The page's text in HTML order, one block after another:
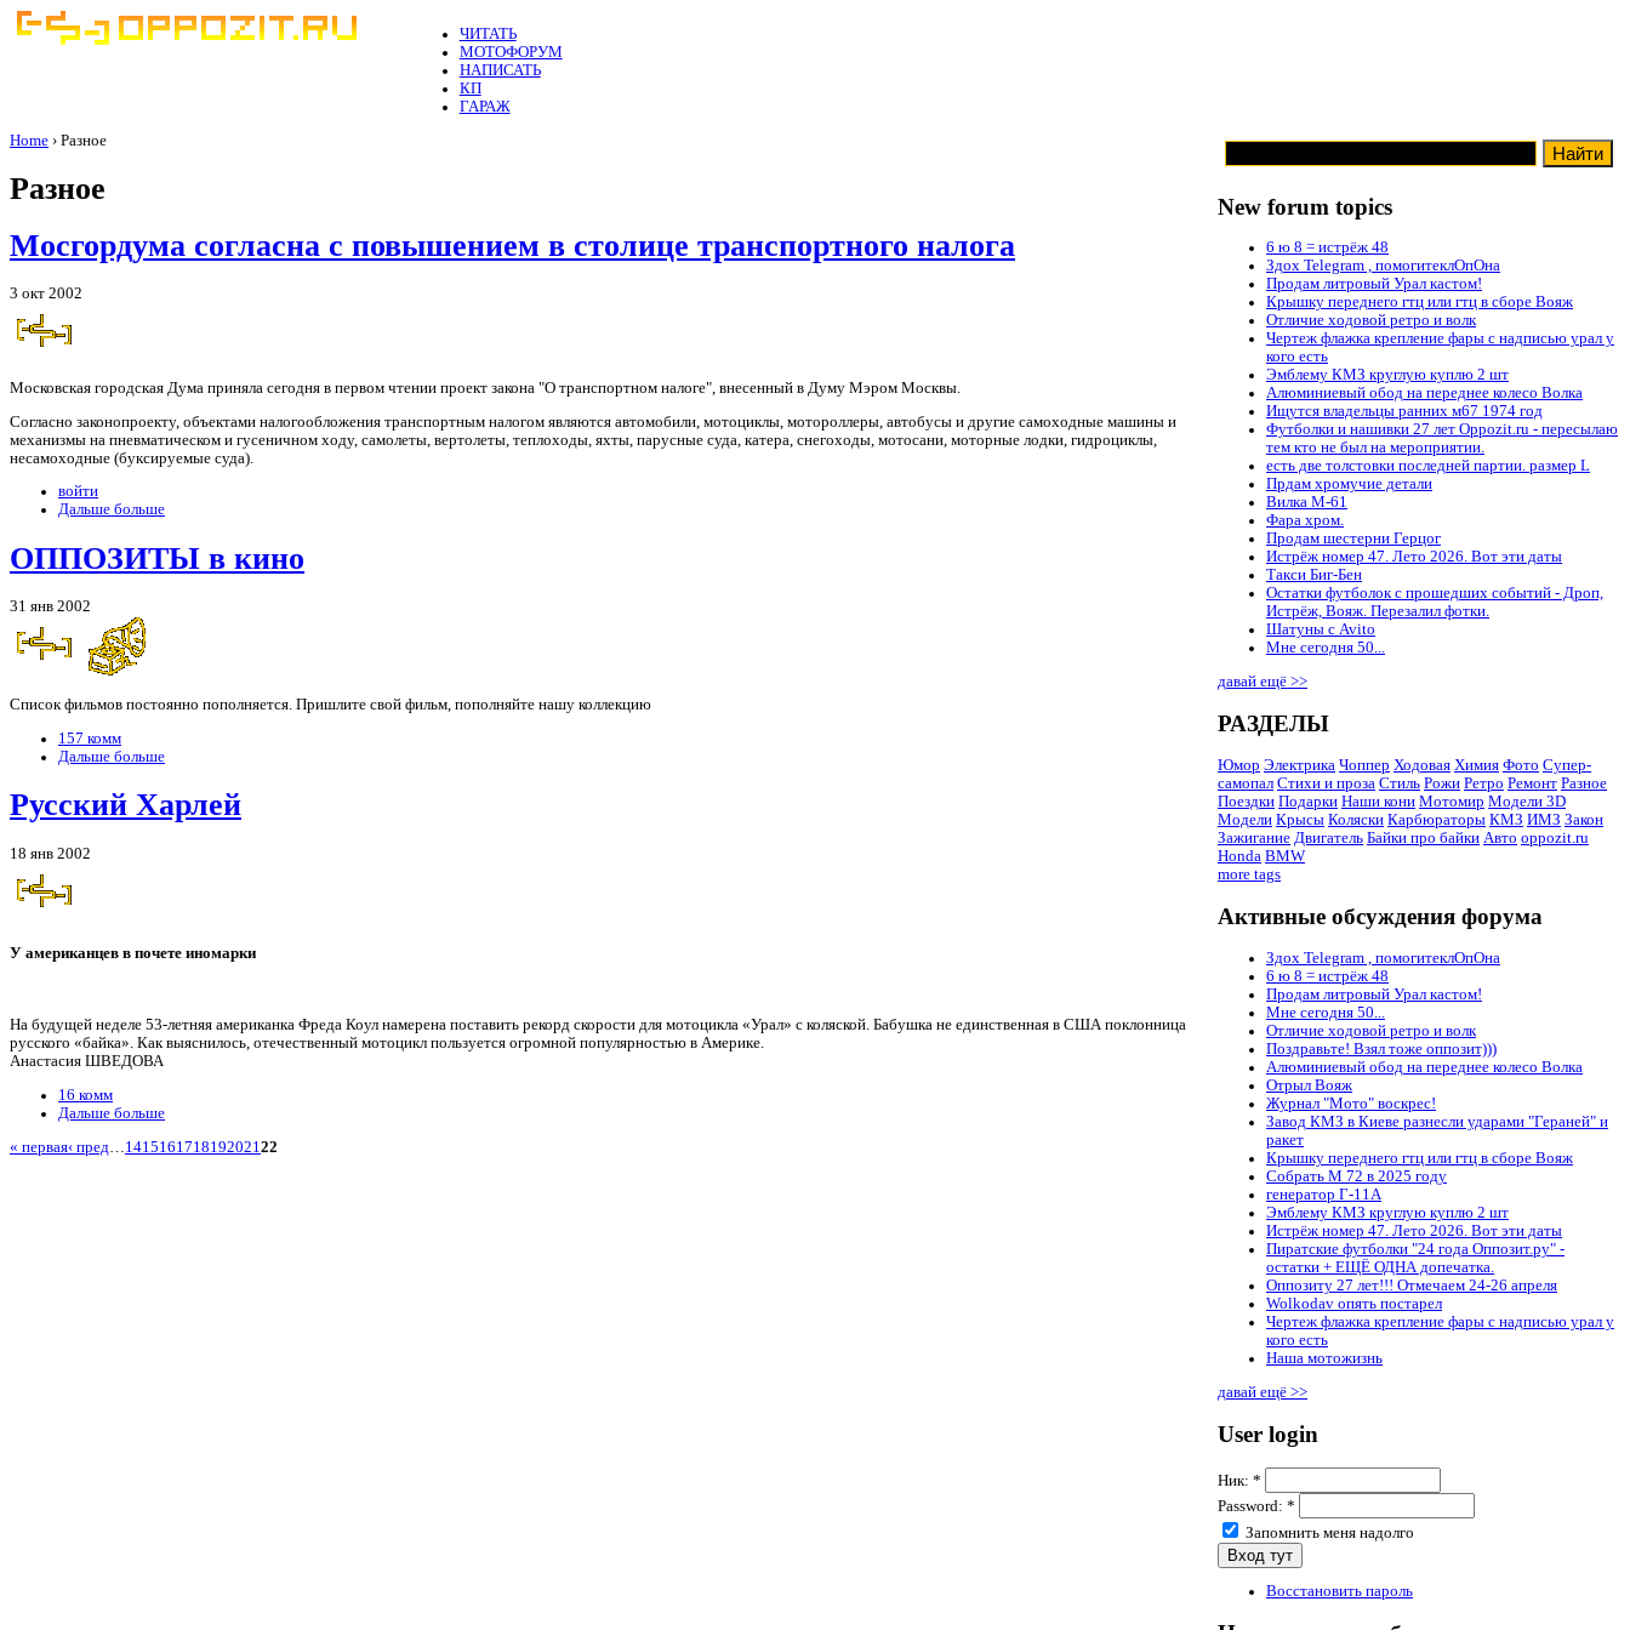
ЧИТАТЬ
МОТОФОРУМ
НАПИСАТЬ
КП
ГАРАЖ
Home › Разное
Разное
Мосгордума согласна с повышением в столице транспортного налога
3 окт 2002
Московская городская Дума приняла сегодня в первом чтении проект закона "О транспортном налоге", внесенный в Думу Мэром Москвы.
Согласно законопроекту, объектами налогообложения транспортным налогом являются автомобили, мотоциклы, мотороллеры, автобусы и другие самоходные машины и
механизмы на пневматическом и гусеничном ходу, самолеты, вертолеты, теплоходы, яхты, парусные суда, катера, снегоходы, мотосани, моторные лодки, гидроциклы,
несамоходные (буксируемые суда).
войти
Дальше больше
ОППОЗИТЫ в кино
31 янв 2002
Список фильмов постоянно пополняется. Пришлите свой фильм, пополняйте нашу коллекцию
157 комм
Дальше больше
Русский Харлей
18 янв 2002
У американцев в почете иномарки
На будущей неделе 53-летняя американка Фреда Коул намерена поставить рекорд скорости для мотоцикла «Урал» с коляской. Бабушка не единственная в США поклонница
русского «байка». Как выяснилось, отечественный мотоцикл пользуется огромной популярностью в Америке.
Анастасия ШВЕДОВА
16 комм
Дальше больше
« первая‹ пред…141516171819202122
New forum topics
6 ю 8 = истрёж 48
Здох Telegram , помогитеклОпОна
Продам литровый Урал кастом!
Крышку переднего гтц или гтц в сборе Вояж
Отличие ходовой ретро и волк
Чертеж флажка крепление фары с надписью урал у
кого есть
Эмблему КМЗ круглую куплю 2 шт
Алюминиевый обод на переднее колесо Волка
Ищутся владельцы ранних м67 1974 год
Футболки и нашивки 27 лет Oppozit.ru - пересылаю
тем кто не был на мероприятии.
есть две толстовки последней партии. размер L
Прдам хромучие детали
Вилка М-61
Фара хром.
Продам шестерни Герцог
Истрёж номер 47. Лето 2026. Вот эти даты
Такси Биг-Бен
Остатки футболок с прошедших событий - Дроп,
Истрёж, Вояж. Перезалил фотки.
Шатуны с Avito
Мне сегодня 50...
давай ещё >>
РАЗДЕЛЫ
Юмор Электрика Чоппер Ходовая Химия Фото Супер-
самопал Стихи и проза Стиль Рожи Ретро Ремонт Разное
Поездки Подарки Наши кони Мотомир Модели 3D
Модели Крысы Коляски Карбюраторы КМЗ ИМЗ Закон
Зажигание Двигатель Байки про байки Авто oppozit.ru
Honda BMW
more tags
Активные обсуждения форума
Здох Telegram , помогитеклОпОна
6 ю 8 = истрёж 48
Продам литровый Урал кастом!
Мне сегодня 50...
Отличие ходовой ретро и волк
Поздравьте! Взял тоже оппозит)))
Алюминиевый обод на переднее колесо Волка
Отрыл Вояж
Журнал "Мото" воскрес!
Завод КМЗ в Киеве разнесли ударами "Гераней" и
ракет
Крышку переднего гтц или гтц в сборе Вояж
Собрать М 72 в 2025 году
генератор Г-11А
Эмблему КМЗ круглую куплю 2 шт
Истрёж номер 47. Лето 2026. Вот эти даты
Пиратские футболки "24 года Оппозит.ру" -
остатки + ЕЩЁ ОДНА допечатка.
Оппозиту 27 лет!!! Отмечаем 24-26 апреля
Wolkodav опять постарел
Чертеж флажка крепление фары с надписью урал у
кого есть
Наша мотожизнь
давай ещё >>
User login
Ник: *
Password: *
Запомнить меня надолго
Восстановить пароль